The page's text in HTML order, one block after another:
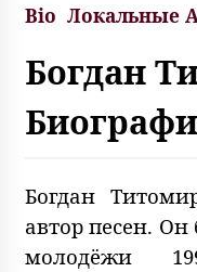
Bio Локальные
Богдан
Богдан
автор песен.
молодёжи